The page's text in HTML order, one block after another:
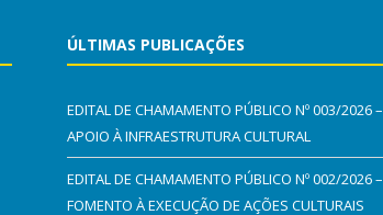
ÚLTIMAS PUBLICAÇÕES
EDITAL DE CHAMAMENTO PÚBLICO Nº 003/2026 –
APOIO À INFRAESTRUTURA CULTURAL
EDITAL DE CHAMAMENTO PÚBLICO Nº 002/2026 –
FOMENTO À EXECUÇÃO DE AÇÕES CULTURAIS